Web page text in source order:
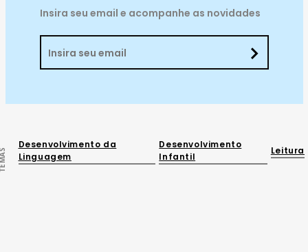
Insira seu email e acompanhe as novidades
Desenvolvimento da
Linguagem
Desenvolvimento
Infantil
Leitura